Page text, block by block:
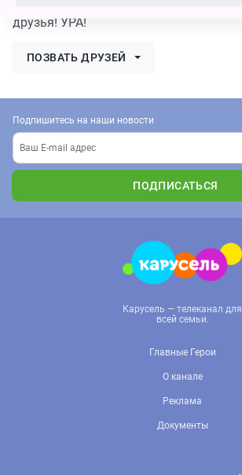
друзья! УРА!
ПОЗВАТЬ ДРУЗЕЙ
Подпишитесь на наши новости
ПОДПИСАТЬСЯ
Карусель — телеканал для
всей семьи.
Главные Герои
О канале
Реклама
Документы